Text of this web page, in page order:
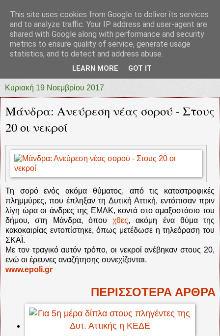
prototypia
"ΠΡΩΤΟΤΥΠΙΑ" * ΑΝΕΞΑΡΤΗΤΗ-ΗΛΕΚΤΡΟΝΙΚΗ-
Κυριακή 19 Νοεμβρίου 2017
Μάνδρα: Ανεύρεση νέας σορού - Στους
20 οι νεκροί
Τη σορό ενός ακόμα θύματος, από τις καταστροφικές
πλημμύρες, που έπληξαν τη Δυτική Αττική, εντόπισαν πριν
λίγη ώρα οι άνδρες της ΕΜΑΚ, κοντά στο αμαξοστάσιο του
δήμου, στη Μάνδρα, όπου χθες, ακόμη ένα θύμα της
κακοκαιρίας εντοπίστηκε, όπως μετέδωσε η τηλεόραση του
ΣΚΑΪ.
Με τον τραγικό αυτόν τρόπο, οι νεκροί ανέβηκαν στους 20,
ενώ οι έρευνες αναζήτησης συνεχίζονται.
www.epoli.gr
ΠΕΡΙΣΣΟΤΕΡΑ ΑΡΘΡΑ
This site uses cookies from Google to deliver its services
and to analyze traffic. Your IP address and user-agent are
shared with Google along with performance and security
metrics to ensure quality of service, generate usage
statistics, and to detect and address abuse.
LEARN MORE GOT IT